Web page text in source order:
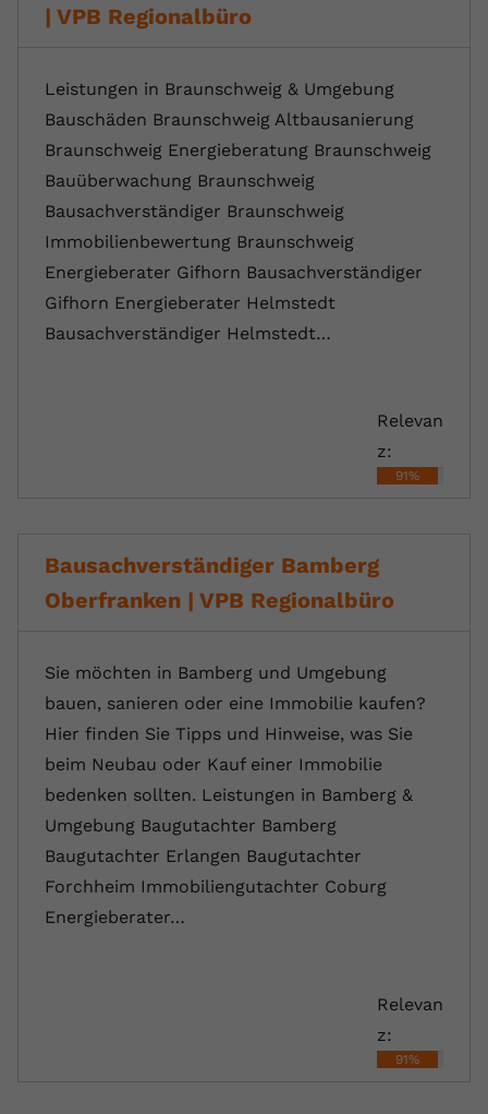
| VPB Regionalbüro
Leistungen in Braunschweig & Umgebung
Bauschäden Braunschweig Altbausanierung
Braunschweig Energieberatung Braunschweig
Bauüberwachung Braunschweig
Bausachverständiger Braunschweig
Immobilienbewertung Braunschweig
Energieberater Gifhorn Bausachverständiger
Gifhorn Energieberater Helmstedt
Bausachverständiger Helmstedt…
Relevan
z:
91%
Bausachverständiger Bamberg
Oberfranken | VPB Regionalbüro
Sie möchten in Bamberg und Umgebung
bauen, sanieren oder eine Immobilie kaufen?
Hier finden Sie Tipps und Hinweise, was Sie
beim Neubau oder Kauf einer Immobilie
bedenken sollten. Leistungen in Bamberg &
Umgebung Baugutachter Bamberg
Baugutachter Erlangen Baugutachter
Forchheim Immobiliengutachter Coburg
Energieberater…
Relevan
z:
91%